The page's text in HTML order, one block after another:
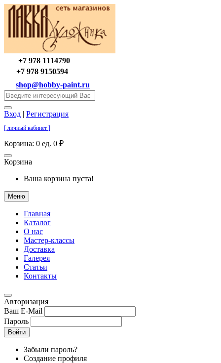
+7 978 1114790
+7 978 9150594
shop@hobby-paint.ru
Вход | Регистрация
[ личный кабинет ]
Корзина: 0 ед. 0 ₽
Корзина
Ваша корзина пуста!
Меню
Главная
Каталог
О нас
Мастер-классы
Доставка
Галерея
Статьи
Контакты
Авторизация
Ваш E-Mail
Пароль
Войти
Забыли пароль?
Создание профиля